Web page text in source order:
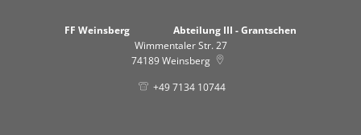
FF Weinsberg Abteilung III - Grantschen
Wimmentaler Str. 27
74189Weinsberg
+49 7134 10744